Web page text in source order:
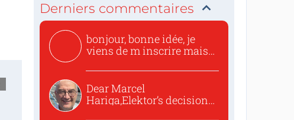
Derniers commentaires
bonjour, bonne idée, je
viens de m inscrire mais
Dear Marcel
Hariga,Elektor’s decision